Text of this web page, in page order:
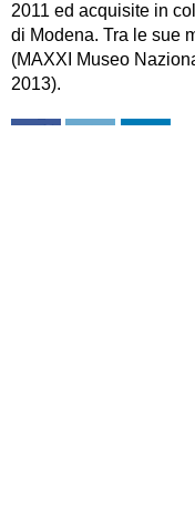
2011 ed acquisite in
di Modena. Tra le sue
(MAXXI Museo
2013).